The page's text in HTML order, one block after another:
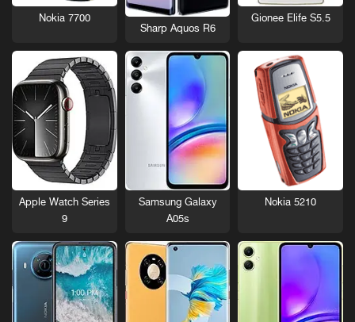
Gionee Elife S5.5
Sharp Aquos R6
Nokia 7700
Nokia 5210
Samsung Galaxy
A05s
Apple Watch Series
9